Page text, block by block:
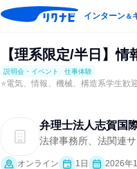
インターン＆
【理系限定/半日】
説明会・イベント 仕事体験
⭐電気、情報、機械、構造系学生歓
弁理士法人志賀国
法律事務所、法関連
オンライン 1日
2026年